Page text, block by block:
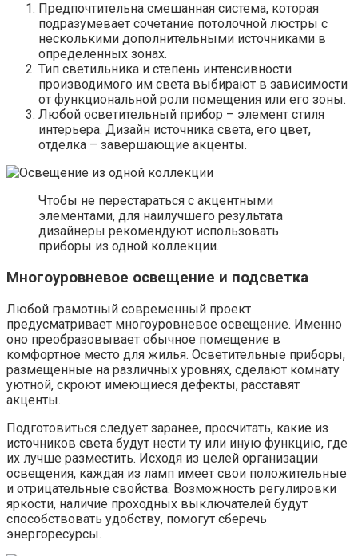
Предпочтительна смешанная система, которая
подразумевает сочетание потолочной люстры с
несколькими дополнительными источниками в
определенных зонах.
Тип светильника и степень интенсивности
производимого им света выбирают в зависимости
от функциональной роли помещения или его зоны.
Любой осветительный прибор – элемент стиля
интерьера. Дизайн источника света, его цвет,
отделка – завершающие акценты.
Чтобы не перестараться с акцентными
элементами, для наилучшего результата
дизайнеры рекомендуют использовать
приборы из одной коллекции.
Многоуровневое освещение и подсветка
Любой грамотный современный проект
предусматривает многоуровневое освещение. Именно
оно преобразовывает обычное помещение в
комфортное место для жилья. Осветительные приборы,
размещенные на различных уровнях, сделают комнату
уютной, скроют имеющиеся дефекты, расставят
акценты.
Подготовиться следует заранее, просчитать, какие из
источников света будут нести ту или иную функцию, где
их лучше разместить. Исходя из целей организации
освещения, каждая из ламп имеет свои положительные
и отрицательные свойства. Возможность регулировки
яркости, наличие проходных выключателей будут
способствовать удобству, помогут сберечь
энергоресурсы.